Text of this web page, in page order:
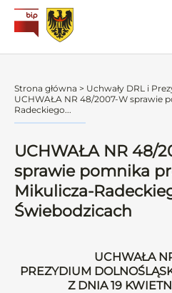
Strona główna > Uchwały DRL i
UCHWAŁA NR 48/2007-W sprawie
Radeckiego...
UCHWAŁA NR 48/
sprawie pomnika
Mikulicza-
Świebodzicach
UCHWAŁA
PREZYDIUM
Z DNIA 19